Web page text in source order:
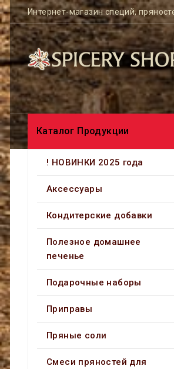
Интернет-магазин специй,
Каталог Продукции
! НОВИНКИ 2025 года
Аксессуары
Кондитерские добавки
Полезное домашнее
печенье
Подарочные наборы
Приправы
Пряные соли
Смеси пряностей для